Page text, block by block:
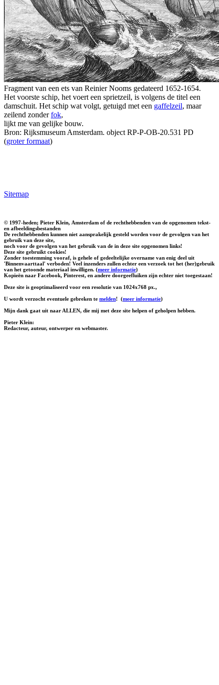
Fragment van een ets van Reinier Nooms gedateerd 1652-1654.
Het voorste schip, het voert een sprietzeil, is volgens de titel een
damschuit. Het schip wat volgt, getuigd met een gaffelzeil, maar
zeilend zonderfok,
lijkt me van gelijke bouw.
Bron: Rijksmuseum Amsterdam. object RP-P-OB-20.531 PD
(groter formaat)
Sitemap
© 1997-heden; Pieter Klein, Amsterdam of de rechthebbenden van de opgenomen tekst-
en afbeeldingsbestanden
De rechthebbenden kunnen niet aansprakelijk gesteld worden voor de gevolgen van het
gebruik van deze site,
noch voor de gevolgen van het gebruik van de in deze site opgenomen links!
Deze site gebruikt cookies!
Zonder toestemming vooraf, is gehele of gedeeltelijke overname van enig deel uit
'Binnenvaarttaal' verboden! Veel inzenders zullen echter een verzoek tot het (her)gebruik
van het getoonde materiaal inwilligen. (meer informatie)
Kopieën naar Facebook, Pinterest, en andere doorgeefluiken zijn echter niet toegestaan!
Deze site is geoptimaliseerd voor een resolutie van 1024x768 px.,
U wordt verzocht eventuele gebreken te melden! (meer informatie)
Mijn dank gaat uit naar ALLEN, die mij met deze site helpen of geholpen hebben.
Pieter Klein:
Redacteur, auteur, ontwerper en webmaster.